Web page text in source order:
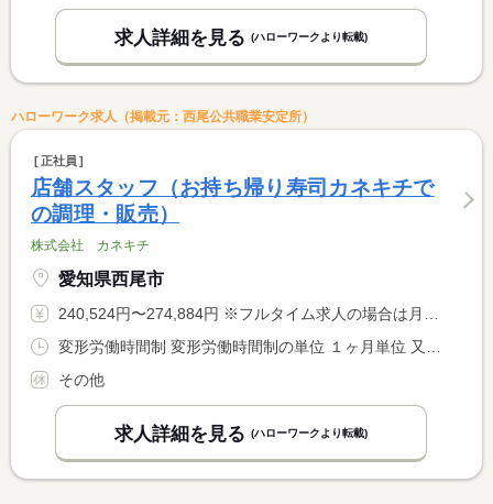
求人詳細を見る (ハローワークより転載)
ハローワーク求人（掲載元：西尾公共職業安定所）
正社員
店舗スタッフ（お持ち帰り寿司カネキチで
の調理・販売）
株式会社 カネキチ
愛知県西尾市
240,524円〜274,884円 ※フルタイム求人の場合は月額（換算額）、パート求人の場合は時間額を表示しています。
その他
求人詳細を見る (ハローワークより転載)